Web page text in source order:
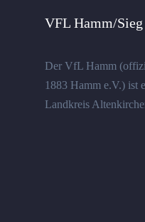
VFL Hamm/Sieg
Der VfL Hamm
1883 Hamm e.V.) ist
Landkreis